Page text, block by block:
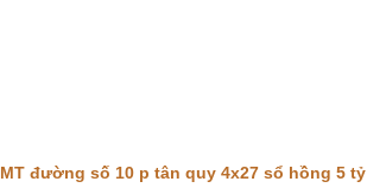
MT đường số 10 p tân quy 4x27 sổ hồng 5 tỷ